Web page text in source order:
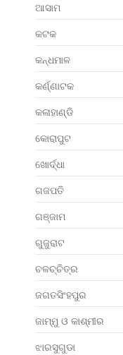
ଆସାମ
କଟକ
କନ୍ଧମାଳ
କର୍ଣ୍ଣାଟକ
କଳାହାଣ୍ଡି
କୋରାପୁଟ
ଖୋର୍ଦ୍ଧା
ଗଜପତି
ଗଞ୍ଜାମ
ଗୁଜୁରାଟ
ଚଳଚ୍ଚିତ୍ର
ଜଗତସିଂହପୁର
ଜାମ୍ମୁ ଓ କାଶ୍ମୀର
ଝାରସୁଗୁଡା